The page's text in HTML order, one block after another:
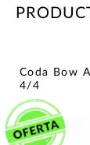
Coda Bow
4/4